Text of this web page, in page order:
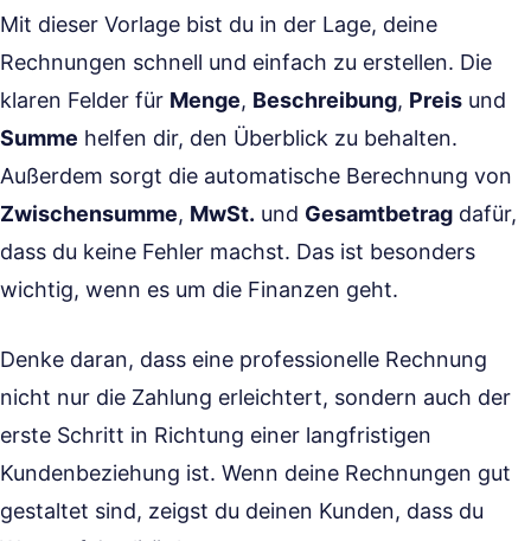
Mit dieser Vorlage bist du in der Lage, deine
Rechnungen schnell und einfach zu erstellen. Die
klaren Felder für Menge, Beschreibung, Preis und
Summe helfen dir, den Überblick zu behalten.
Außerdem sorgt die automatische Berechnung von
Zwischensumme, MwSt. und Gesamtbetrag dafür,
dass du keine Fehler machst. Das ist besonders
wichtig, wenn es um die Finanzen geht.
Denke daran, dass eine professionelle Rechnung
nicht nur die Zahlung erleichtert, sondern auch der
erste Schritt in Richtung einer langfristigen
Kundenbeziehung ist. Wenn deine Rechnungen gut
gestaltet sind, zeigst du deinen Kunden, dass du